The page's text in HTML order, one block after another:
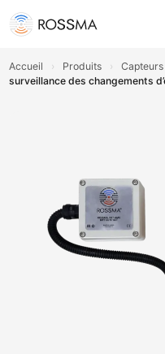
Accueil › Produits ›
surveillance des changements